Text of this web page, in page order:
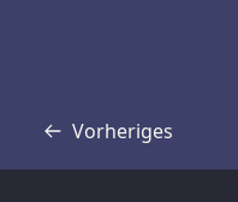
Vorheriges
Transkript